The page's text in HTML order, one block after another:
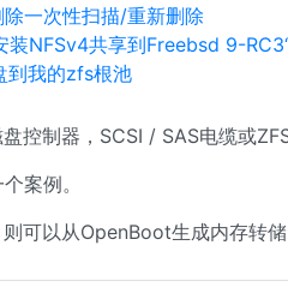
一次性扫描/重新删除
NFSv4共享到Freebsd 9-
到我的zfs根池
控制器，SCSI / SAS电缆或
案例。
可以从OpenBoot生成内存转储